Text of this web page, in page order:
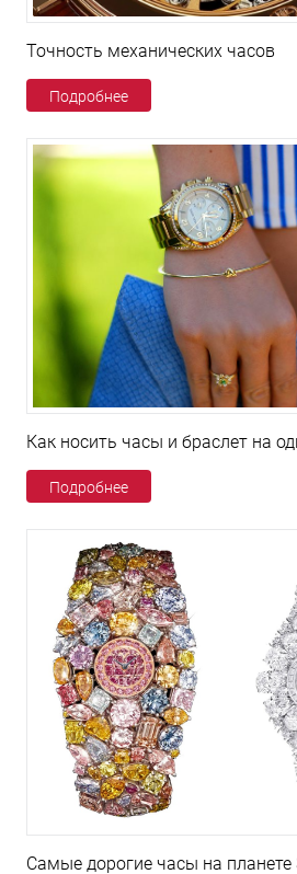
Точность механических часов
Подробнее
Как носить часы и браслет на
Подробнее
Самые дорогие часы на